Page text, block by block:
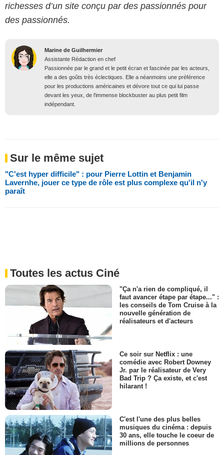
richesses d’un site conçu par des passionnés pour
des passionnés.
Marine de Guilhermier
Assistante Rédaction en chef
Passionnée par le grand et le petit écran et fascinée par les acteurs,
elle a des goûts très éclectiques. Elle a néanmoins une préférence
pour les productions américaines et dévore tout ce qui lui passe
devant les yeux, de l'immense blockbuster au plus petit film
indépendant.
Sur le même sujet
"C'est hyper difficile" : pour Pierre Lottin et Benjamin
Lavernhe, jouer ce type de rôle est plus complexe qu'il n'y
paraît
Toutes les actus Ciné
"Ça n'a rien de compliqué, il
faut avancer étape par étape..." :
les conseils de Tom Cruise à la
nouvelle génération de
réalisateurs et d'acteurs
Ce soir sur Netflix : une
comédie avec Robert Downey
Jr. par le réalisateur de Very
Bad Trip ? Ça existe, et c'est
hilarant !
C'est l'une des plus belles
musiques du cinéma : depuis
30 ans, elle touche le coeur de
millions de personnes